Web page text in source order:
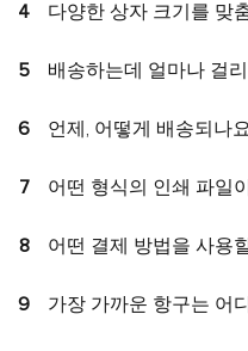
4 다양한 상자 크기를 맞
5 배송하는데 얼마나 걸
6 언제, 어떻게 배송되나
7 어떤 형식의 인쇄 파일
8 어떤 결제 방법을 사용
9 가장 가까운 항구는 어